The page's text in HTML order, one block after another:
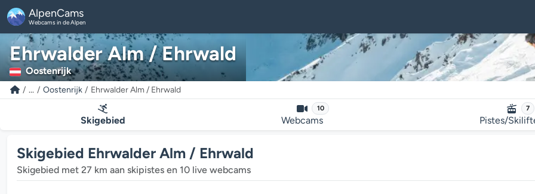
AlpenCams
Webcams in de Alpen
Ehrwalder Alm / Ehrwald
Oostenrijk
... Oostenrijk Ehrwalder Alm / Ehrwald
Skigebied
10
Webcams
7
Pistes/
Skigebied Ehrwalder Alm / Ehrwald
Skigebied met 27 km aan skipistes en 10 live webcams